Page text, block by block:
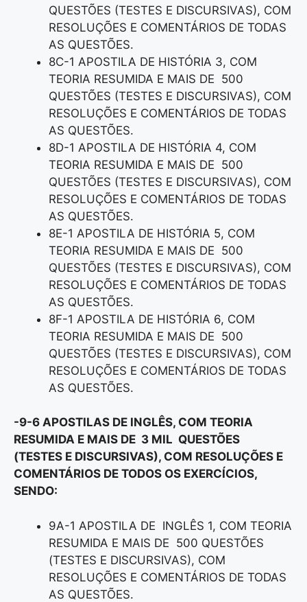
QUESTÕES (TESTES E DISCURSIVAS), COM
RESOLUÇÕES E COMENTÁRIOS DE TODAS
AS QUESTÕES.
8C-1 APOSTILA DE HISTÓRIA 3, COM
TEORIA RESUMIDA E MAIS DE 500
QUESTÕES (TESTES E DISCURSIVAS), COM
RESOLUÇÕES E COMENTÁRIOS DE TODAS
AS QUESTÕES.
8D-1 APOSTILA DE HISTÓRIA 4, COM
TEORIA RESUMIDA E MAIS DE 500
QUESTÕES (TESTES E DISCURSIVAS), COM
RESOLUÇÕES E COMENTÁRIOS DE TODAS
AS QUESTÕES.
8E-1 APOSTILA DE HISTÓRIA 5, COM
TEORIA RESUMIDA E MAIS DE 500
QUESTÕES (TESTES E DISCURSIVAS), COM
RESOLUÇÕES E COMENTÁRIOS DE TODAS
AS QUESTÕES.
8F-1 APOSTILA DE HISTÓRIA 6, COM
TEORIA RESUMIDA E MAIS DE 500
QUESTÕES (TESTES E DISCURSIVAS), COM
RESOLUÇÕES E COMENTÁRIOS DE TODAS
AS QUESTÕES.
-9-6 APOSTILAS DE INGLÊS, COM TEORIA
RESUMIDA E MAIS DE 3 MIL QUESTÕES
(TESTES E DISCURSIVAS), COM RESOLUÇÕES E
COMENTÁRIOS DE TODOS OS EXERCÍCIOS,
SENDO:
9A-1 APOSTILA DE INGLÊS 1, COM TEORIA
RESUMIDA E MAIS DE 500 QUESTÕES
(TESTES E DISCURSIVAS), COM
RESOLUÇÕES E COMENTÁRIOS DE TODAS
AS QUESTÕES.